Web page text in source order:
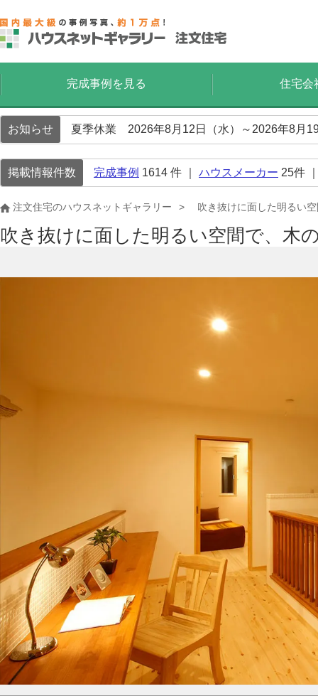
完成事例を見る 住宅会
お知らせ 夏季休業 2026年8月12日（水）～2026年8月
掲載情報件数 完成事例 1614 件 ｜ ハウスメーカー 25件
注文住宅のハウスネットギャラリー 吹き抜けに面した明るい
吹き抜けに面した明るい空間で、木